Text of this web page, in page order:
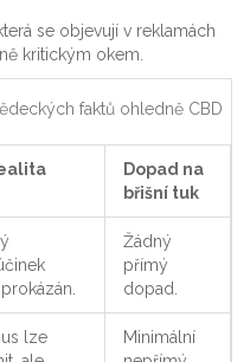
se objevují v reklamách
kritickým okem.
faktů ohledně CBD
Dopad na
břišní tuk
Žádný
přímý
dopad.
lze
Minimální